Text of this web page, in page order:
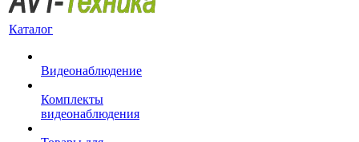
Каталог
Видеонаблюдение
Комплекты
видеонаблюдения